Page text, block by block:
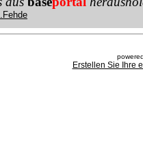
Erstellen Sie Ihre